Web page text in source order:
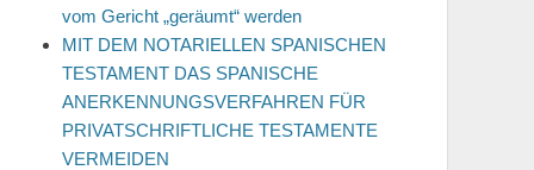
vom Gericht „geräumt“ werden
MIT DEM NOTARIELLEN SPANISCHEN
TESTAMENT DAS SPANISCHE
ANERKENNUNGSVERFAHREN FÜR
PRIVATSCHRIFTLICHE TESTAMENTE
VERMEIDEN